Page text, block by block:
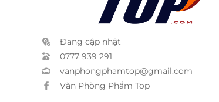
Đang cập nhật
0777 939 291
vanphongphamtop@gmail.com
Văn Phòng Phẩm Top